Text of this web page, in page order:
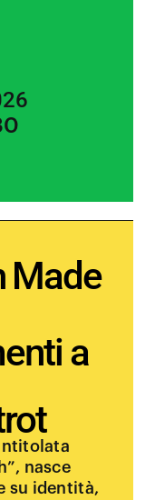
Made
a
intitolata
nasce
su identità,